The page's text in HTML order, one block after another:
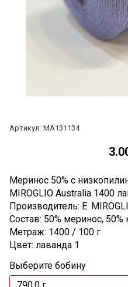
Артикул: МА131134
Меринос 50% c
MIROGLIO Australia 1400
Производитель: E.
Состав: 50% меринос,
Метраж: 1400 / 100 г
Цвет: лаванда 1
Выберите бобину